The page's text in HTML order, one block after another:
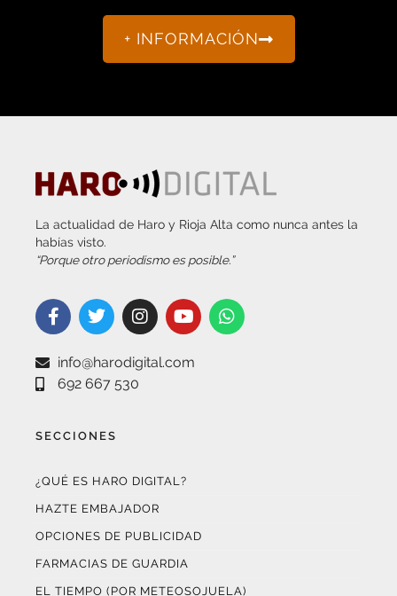
+ INFORMACIÓN
La actualidad de Haro y Rioja Alta como nunca antes la
habías visto.
“Porque otro periodismo es posible.”
info@harodigital.com
692 667 530
SECCIONES
¿QUÉ ES HARO DIGITAL?
HAZTE EMBAJADOR
OPCIONES DE PUBLICIDAD
FARMACIAS DE GUARDIA
EL TIEMPO (POR METEOSOJUELA)